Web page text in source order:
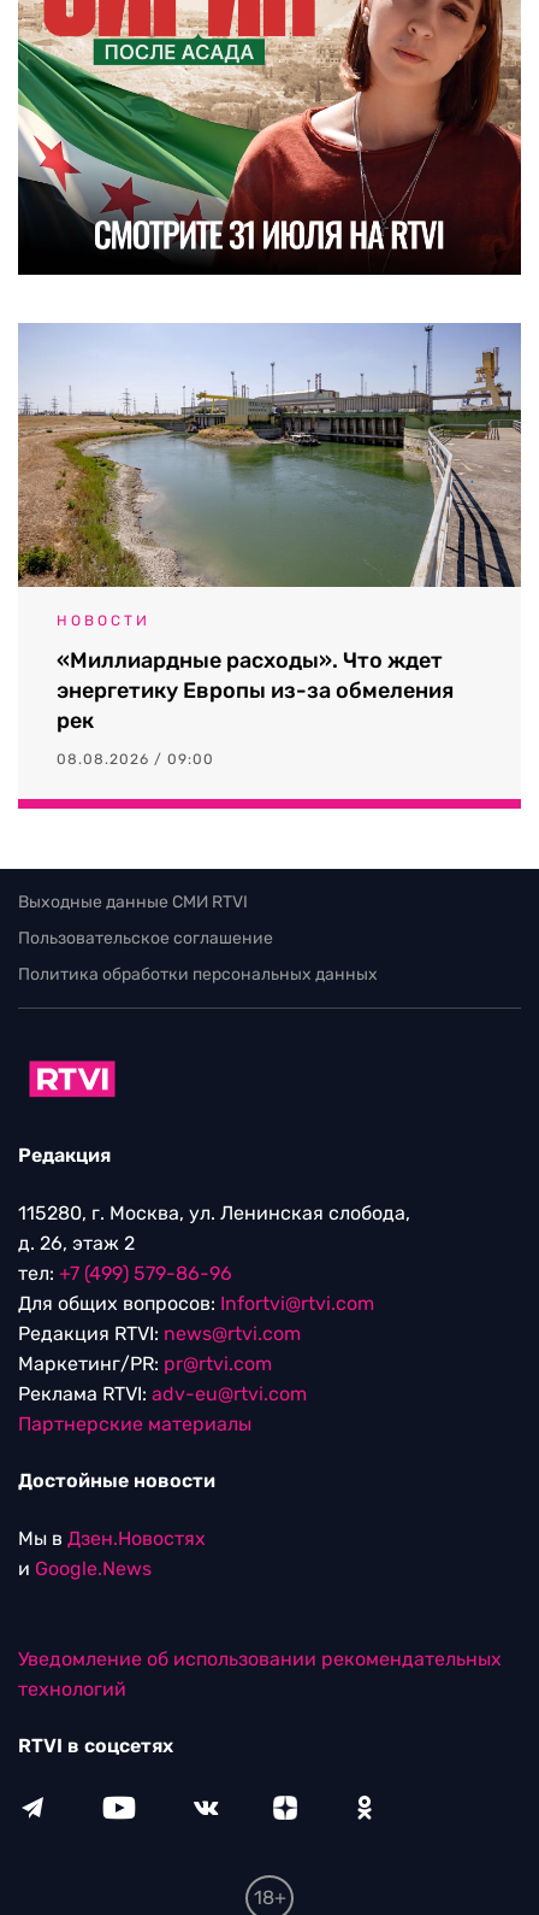
НОВОСТИ
«Миллиардные расходы». Что ждет
энергетику Европы из-за обмеления
рек
08.08.2026 / 09:00
Выходные данные СМИ RTVI
Пользовательское соглашение
Политика обработки персональных данных
Редакция
115280, г. Москва, ул. Ленинская слобода,
д. 26, этаж 2
тел: +7 (499) 579-86-96
Для общих вопросов: Infortvi@rtvi.com
Редакция RTVI: news@rtvi.com
Маркетинг/PR: pr@rtvi.com
Реклама RTVI: adv-eu@rtvi.com
Партнерские материалы
Достойные новости
Мы в Дзен.Новостях
и Google.News
Уведомление об использовании рекомендательных
технологий
RTVI в соцсетях
18+